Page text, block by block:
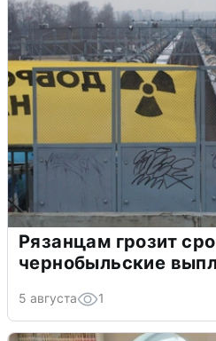
Рязанцам грозит
чернобыльские
5 августа 1